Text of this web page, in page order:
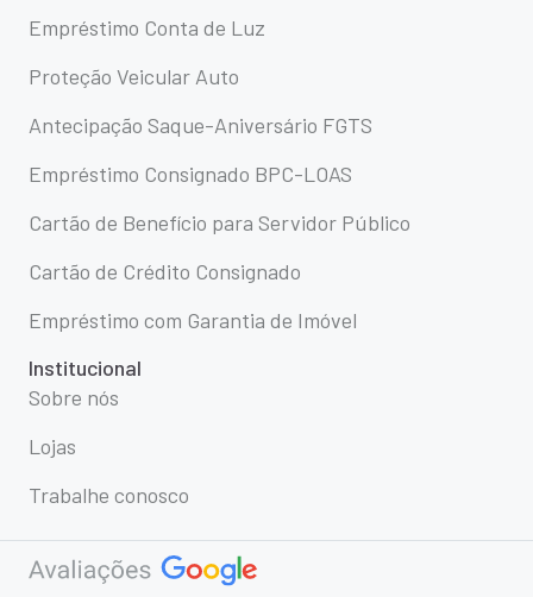
Empréstimo Conta de Luz
Proteção Veicular Auto
Antecipação Saque-Aniversário FGTS
Empréstimo Consignado BPC-LOAS
Cartão de Benefício para Servidor Público
Cartão de Crédito Consignado
Empréstimo com Garantia de Imóvel
Institucional
Sobre nós
Lojas
Trabalhe conosco